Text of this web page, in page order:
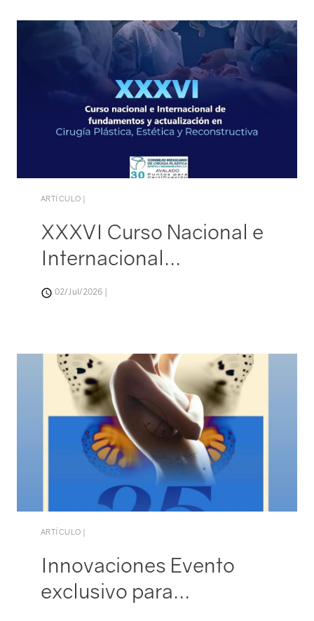
Catalogo de Eventos
Médicos
ARTÍCULO |
XXXVI Curso Nacional e
Internacional…
02/Jul/2026 |
ARTÍCULO |
Innovaciones Evento
exclusivo para…